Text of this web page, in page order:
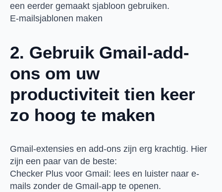
een eerder gemaakt sjabloon gebruiken.
E-mailsjablonen maken
2. Gebruik Gmail-add-
ons om uw
productiviteit tien keer
zo hoog te maken
Gmail-extensies en add-ons zijn erg krachtig. Hier
zijn een paar van de beste:
Checker Plus voor Gmail: lees en luister naar e-
mails zonder de Gmail-app te openen.